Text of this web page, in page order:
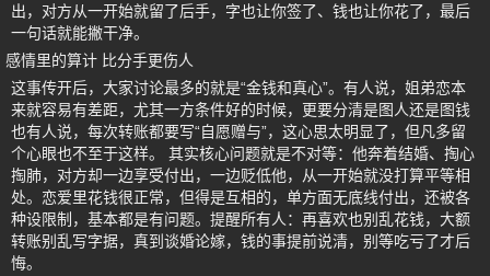
出，对方从一开始就留了后手，字也让你签了、钱也让你花了，最后
一句话就能撇干净。
感情里的算计 比分手更伤人
这事传开后，大家讨论最多的就是“金钱和真心”。有人说，姐弟恋本
来就容易有差距，尤其一方条件好的时候，更要分清是图人还是图钱
也有人说，每次转账都要写“自愿赠与”，这心思太明显了，但凡多留
个心眼也不至于这样。 其实核心问题就是不对等：他奔着结婚、掏心
掏肺，对方却一边享受付出，一边贬低他，从一开始就没打算平等相
处。恋爱里花钱很正常，但得是互相的，单方面无底线付出，还被各
种设限制，基本都是有问题。提醒所有人：再喜欢也别乱花钱，大额
转账别乱写字据，真到谈婚论嫁，钱的事提前说清，别等吃亏了才后
悔。